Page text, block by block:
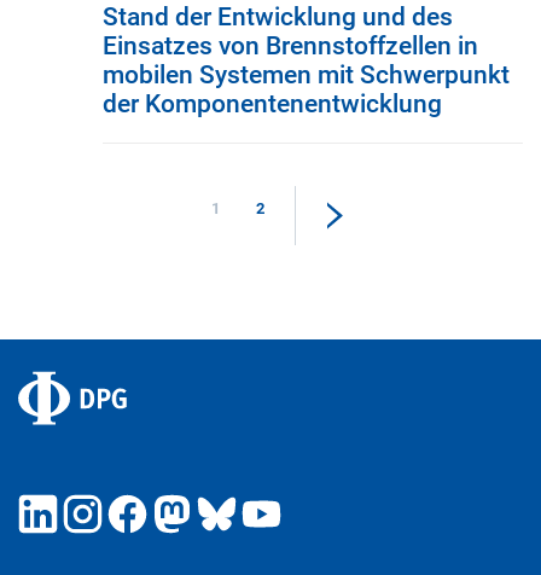
Stand der Entwicklung und des
Einsatzes von Brennstoffzellen in
mobilen Systemen mit Schwerpunkt
der Komponentenentwicklung
1 2